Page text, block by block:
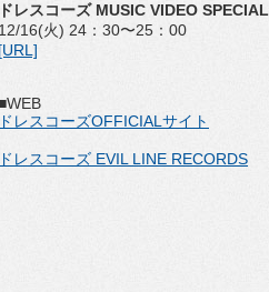
ドレスコーズ MUSIC VIDEO SPECIAL
12/16(火) 24：30〜25：00
[URL]
ドレスコーズOFFICIALサイト
ドレスコーズ EVIL LINE RECORDS